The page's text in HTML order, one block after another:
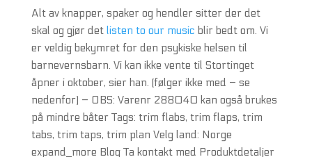
Alt av knapper, spaker og hendler sitter der det
skal og gjør det listen to our music blir bedt om. Vi
er veldig bekymret for den psykiske helsen til
barnevernsbarn. Vi kan ikke vente til Stortinget
åpner i oktober, sier han. (følger ikke med – se
nedenfor) – OBS: Varenr 288040 kan også brukes
på mindre båter Tags: trim flabs, trim flaps, trim
tabs, trim taps, trim plan Velg land: Norge
expand_more Blog Ta kontakt med Produktdetaljer